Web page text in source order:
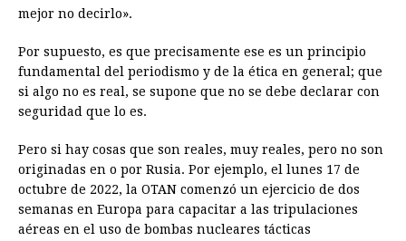
mejor no decirlo».
Por supuesto, es que precisamente ese es un principio
fundamental del periodismo y de la ética en general; que
si algo no es real, se supone que no se debe declarar con
seguridad que lo es.
Pero si hay cosas que son reales, muy reales, pero no son
originadas en o por Rusia. Por ejemplo, el lunes 17 de
octubre de 2022, la OTAN comenzó un ejercicio de dos
semanas en Europa para capacitar a las tripulaciones
aéreas en el uso de bombas nucleares tácticas